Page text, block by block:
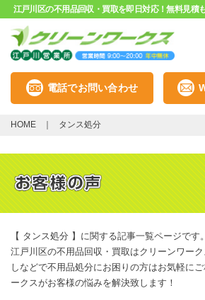
江戸川区の不用品回収・買取を即日対応！無料見積
電話でお問い合わせ
HOME タンス処分
【 タンス処分 】に関する記事一覧ページです。
江戸川区の不用品回収・買取はクリーンワー
しなどで不用品処分にお困りの方はお気軽に
ークスがお客様の悩みを解決致します！